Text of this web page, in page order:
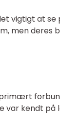
vigtigt at se
men deres
primært
var kendt på